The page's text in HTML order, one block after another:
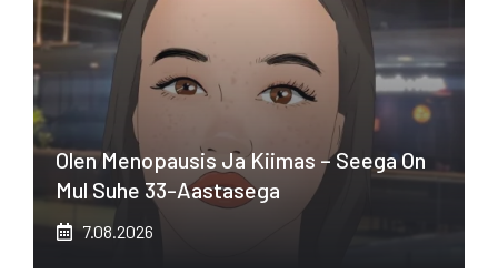
Olen Menopausis Ja Kiimas – Seega On
Mul Suhe 33-Aastasega
7.08.2026